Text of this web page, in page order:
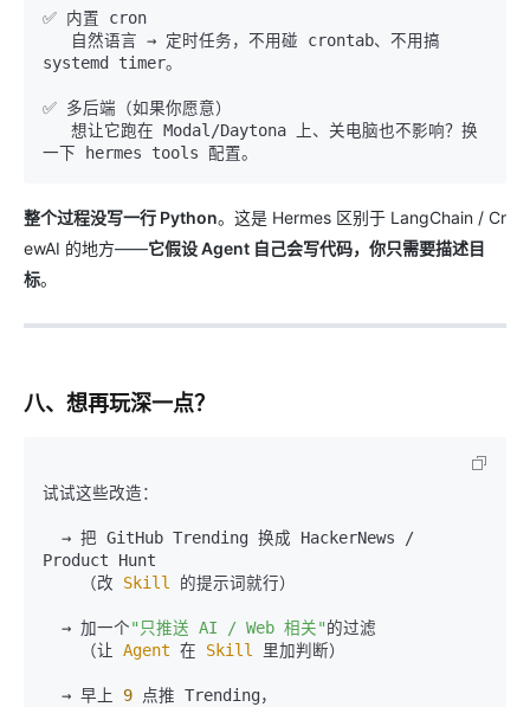
✅ 内置 cron
systemd timer。
✅ 多后端（如果你愿意）
整个过程没写一行 Python。这是 Hermes 区别于 LangChain / Cr
ewAI 的地方——它假设 Agent 自己会写代码，你只需要描述目
标。
八、想再玩深一点？
试试这些改造：
Product Hunt
    （改
Skill 的提示词就行）
  → 加一个
"只推送 AI / Web 相关"的过滤
    （让
Agent 在 Skill 里加判断）
  → 早上
9 点推 Trending，